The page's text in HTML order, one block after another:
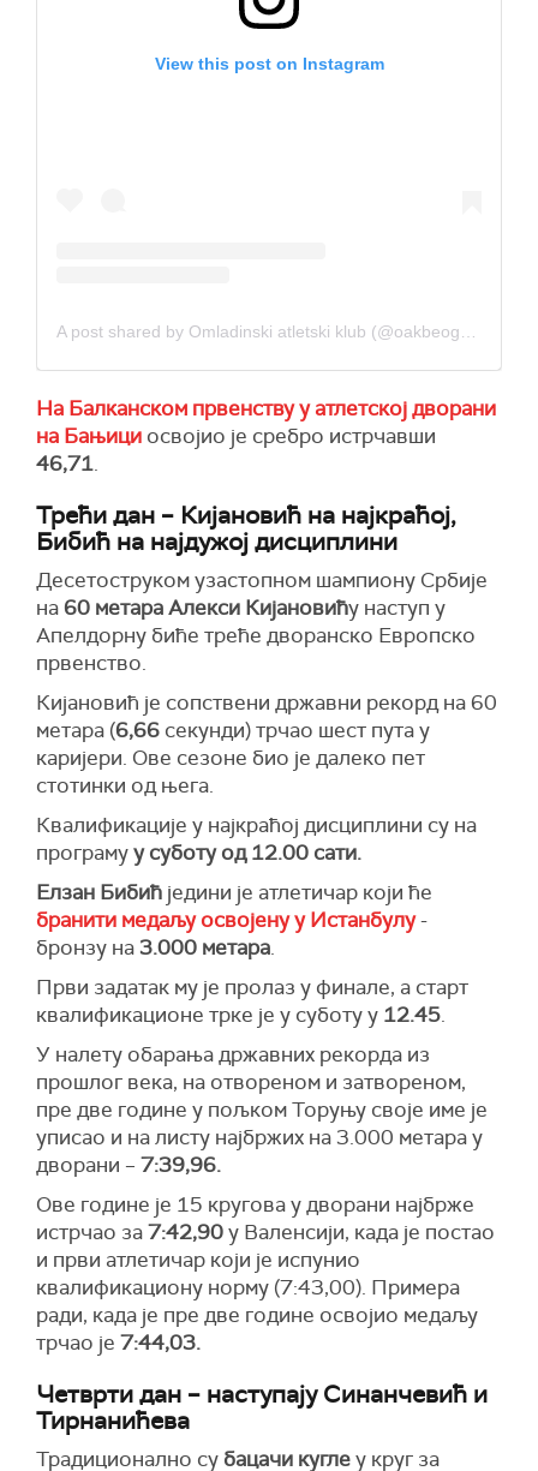
View this post on Instagram
На Балканском првенству у атлетској дворани
на Бањици освојио је сребро истрчавши
46,71.
Трећи дан – Кијановић на најкраћој,
Бибић на најдужој дисциплини
Десетоструком узастопном шампиону Србије
на60 метараАлекси Кијановићу наступ у
Апелдорну биће треће дворанско Европско
првенство.
Кијановић је сопствени државни рекорд на 60
метара (6,66 секунди) трчао шест пута у
каријери. Ове сезоне био је далеко пет
стотинки од њега.
Квалификације у најкраћој дисциплини су на
програмуу суботу од 12.00 сати.
Елзан Бибић једини је атлетичар који ће
бранити медаљу освојену у Истанбулу-
бронзу на 3.000 метара.
Први задатак му је пролаз у финале, а старт
квалификационе трке је у суботу у 12.45.
У налету обарања државних рекорда из
прошлог века, на отвореном и затвореном,
пре две године у пољком Торуњу своје име је
уписао и на листу најбржих на 3.000 метара у
дворани – 7:39,96.
Ове године је 15 кругова у дворани најбрже
истрчао за7:42,90у Валенсији, када је постао
и први атлетичар који је испунио
квалификациону норму (7:43,00). Примера
ради, када је пре две године освојио медаљу
трчао је 7:44,03.
Четврти дан – нaступају Синанчевић и
Тирнанићева
Традиционално су бацачи куглеу круг за